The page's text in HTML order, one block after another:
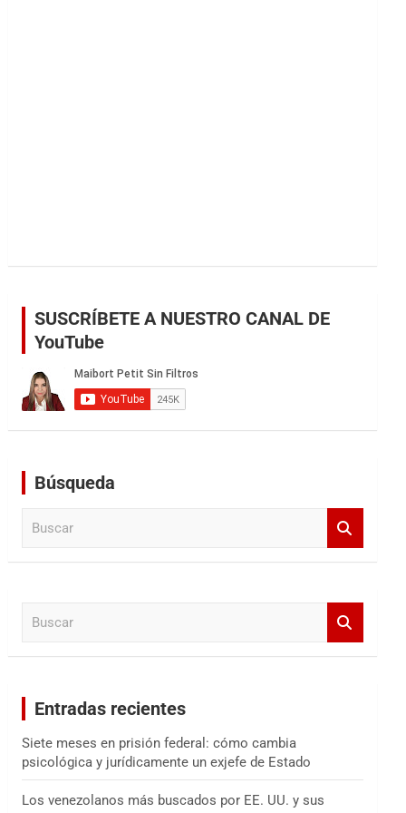
SUSCRÍBETE A NUESTRO CANAL DE
YouTube
Búsqueda
Entradas recientes
Siete meses en prisión federal: cómo cambia
psicológica y jurídicamente un exjefe de Estado
Los venezolanos más buscados por EE. UU. y sus